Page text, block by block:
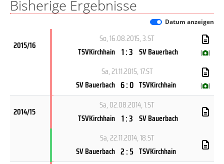
Bisherige Ergebnisse
Datum anzeigen
2015/16
So, 16.08.2015, 3.ST
TSVKirchhain 1 : 3 SV Bauerbach ( )
Sa, 21.11.2015, 17.ST
SV Bauerbach 6 : 0 TSVKirchhain ( )
2014/15
Sa, 02.08.2014, 1.ST
TSVKirchhain 1 : 3 SV Bauerbach
Sa, 22.11.2014, 18.ST
SV Bauerbach 2 : 5 TSVKirchhain